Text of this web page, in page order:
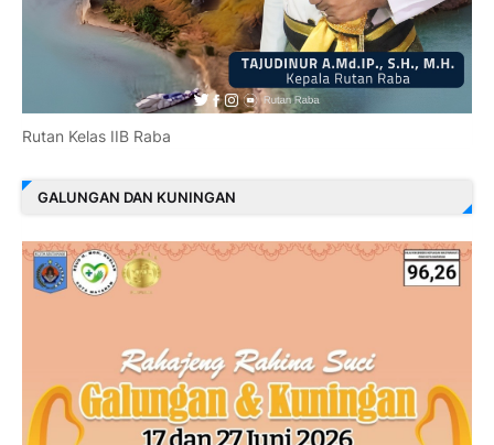
Rutan Kelas IIB Raba
GALUNGAN DAN KUNINGAN